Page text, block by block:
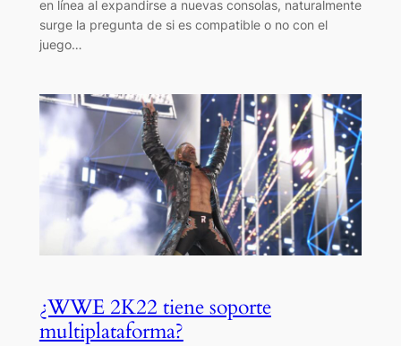
en línea al expandirse a nuevas consolas, naturalmente
surge la pregunta de si es compatible o no con el
juego…
¿WWE 2K22 tiene soporte
multiplataforma?